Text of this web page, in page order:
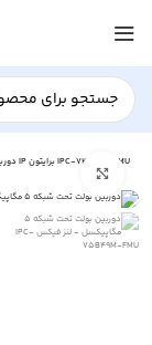
دوربین IP برایتون IPC-72B49M-FMU